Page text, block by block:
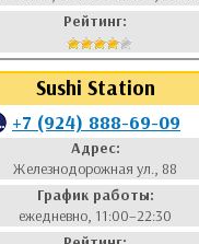
Рейтинг:
Sushi Station
+7 (924) 888-69-09
Адрес:
Железнодорожная ул., 88
График работы:
ежедневно, 11:00–22:30